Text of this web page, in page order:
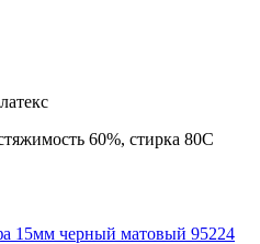
60%, стирка 80С
15мм черный матовый 95224